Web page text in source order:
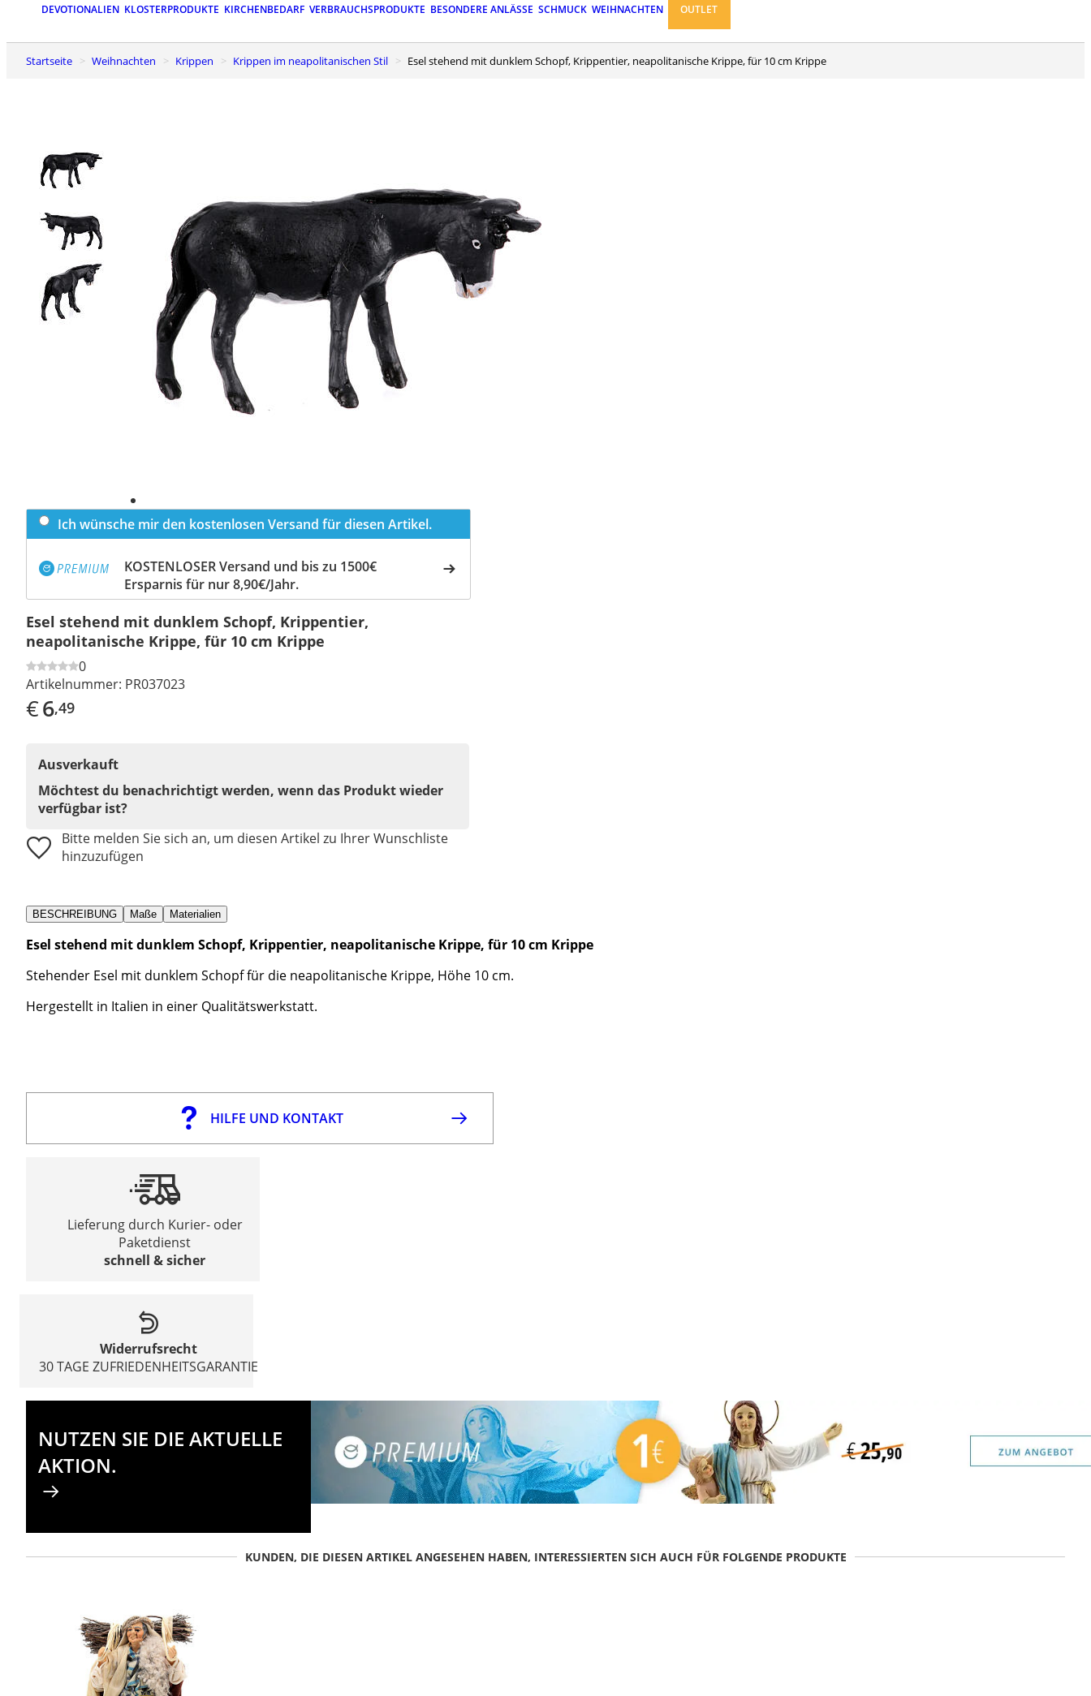
DEVOTIONALIEN KLOSTERPRODUKTE KIRCHENBEDARF VERBRAUCHSPRODUKTE BESONDERE ANLÄSSE SCHMUCK WEIHNACHTEN OUTLET
Startseite Weihnachten Krippen Krippen im neapolitanischen Stil Esel stehend mit dunklem Schopf, Krippentier, neapolitanische Krippe, für 10 cm Krippe
Ich wünsche mir den kostenlosen Versand für diesen Artikel.
KOSTENLOSER Versand und bis zu 1500€
Ersparnis für nur 8,90€/Jahr.
Esel stehend mit dunklem Schopf, Krippentier,
neapolitanische Krippe, für 10 cm Krippe
0
Artikelnummer: PR037023
€6,49
Ausverkauft
Möchtest du benachrichtigt werden, wenn das Produkt wieder
verfügbar ist?
Bitte melden Sie sich an, um diesen Artikel zu Ihrer Wunschliste
hinzuzufügen
BESCHREIBUNG Maße Materialien
Esel stehend mit dunklem Schopf, Krippentier, neapolitanische Krippe, für 10 cm Krippe
Stehender Esel mit dunklem Schopf für die neapolitanische Krippe, Höhe 10 cm.
Hergestellt in Italien in einer Qualitätswerkstatt.
HILFE UND KONTAKT
Lieferung durch Kurier- oder
Paketdienst
schnell & sicher
Widerrufsrecht
30 TAGE ZUFRIEDENHEITSGARANTIE
NUTZEN SIE DIE AKTUELLE
AKTION.
KUNDEN, DIE DIESEN ARTIKEL ANGESEHEN HABEN, INTERESSIERTEN SICH AUCH FÜR FOLGENDE PRODUKTE